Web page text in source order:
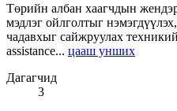
Төрийн албан хаагчдын
мэдлэг ойлголтыг
чадавхыг сайжруулах
assistance... цааш унших
Дагагчид
3